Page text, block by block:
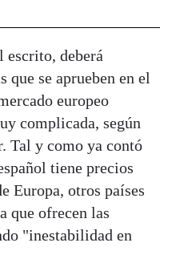
escrito, deberá
que se aprueben en el
europeo
complicada, según
Tal y como ya contó
tiene precios
Europa, otros países
que ofrecen las
"inestabilidad en